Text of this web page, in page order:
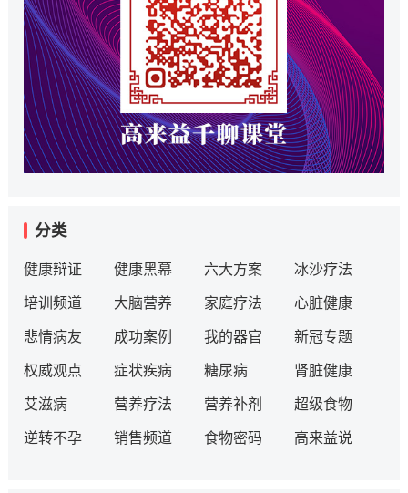
分类
健康辩证 健康黑幕 六大方案 冰沙疗法
培训频道 大脑营养 家庭疗法 心脏健康
悲情病友 成功案例 我的器官 新冠专题
权威观点 症状疾病 糖尿病 肾脏健康
艾滋病 营养疗法 营养补剂 超级食物
逆转不孕 销售频道 食物密码 高来益说